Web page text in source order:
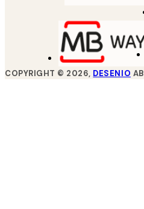
COPYRIGHT © 2026, DESENIO AB